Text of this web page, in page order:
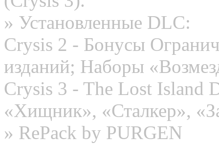
» Установленные DLC:
Crysis 2 - Бонусы
изданий; Наборы
Crysis 3 - The Lost Island
«Хищник», «Сталкер»,
» RePack by PURGEN